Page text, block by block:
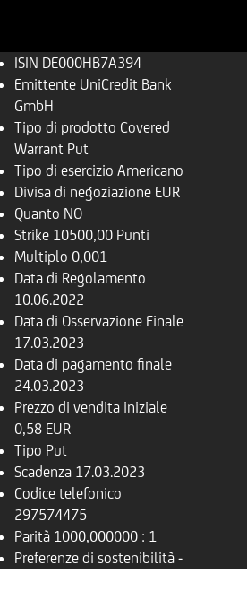
ISIN DE000HB7A394
Emittente UniCredit Bank
GmbH
Tipo di prodotto Covered
Warrant Put
Tipo di esercizio Americano
Divisa di negoziazione EUR
Quanto NO
Strike 10500,00 Punti
Multiplo 0,001
Data di Regolamento
10.06.2022
Data di Osservazione Finale
17.03.2023
Data di pagamento finale
24.03.2023
Prezzo di vendita iniziale
0,58 EUR
Tipo Put
Scadenza 17.03.2023
Codice telefonico
297574475
Parità 1000,000000 : 1
Preferenze di sostenibilità -